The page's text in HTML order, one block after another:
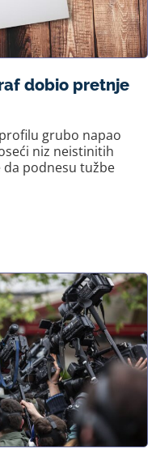
dobio pretnje
grubo napao
niz neistinitih
podnesu tužbe